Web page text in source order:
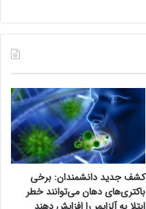
کشف جدید دانشمندان: برخی
باکتری‌های دهان می‌توانند خطر